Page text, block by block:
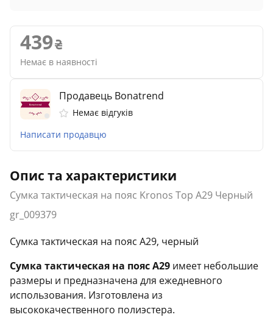
439
Немає в наявності
Продавець Bonatrend
Немає відгуків
Написати продавцю
Опис та характеристики
Сумка тактическая на пояс Kronos Top A29 Черный
gr_009379
Сумка тактическая на пояс A29, черный
Сумка тактическая на пояс А29 имеет небольшие
размеры и предназначена для ежедневного
использования. Изготовлена из
высококачественного полиэстера.